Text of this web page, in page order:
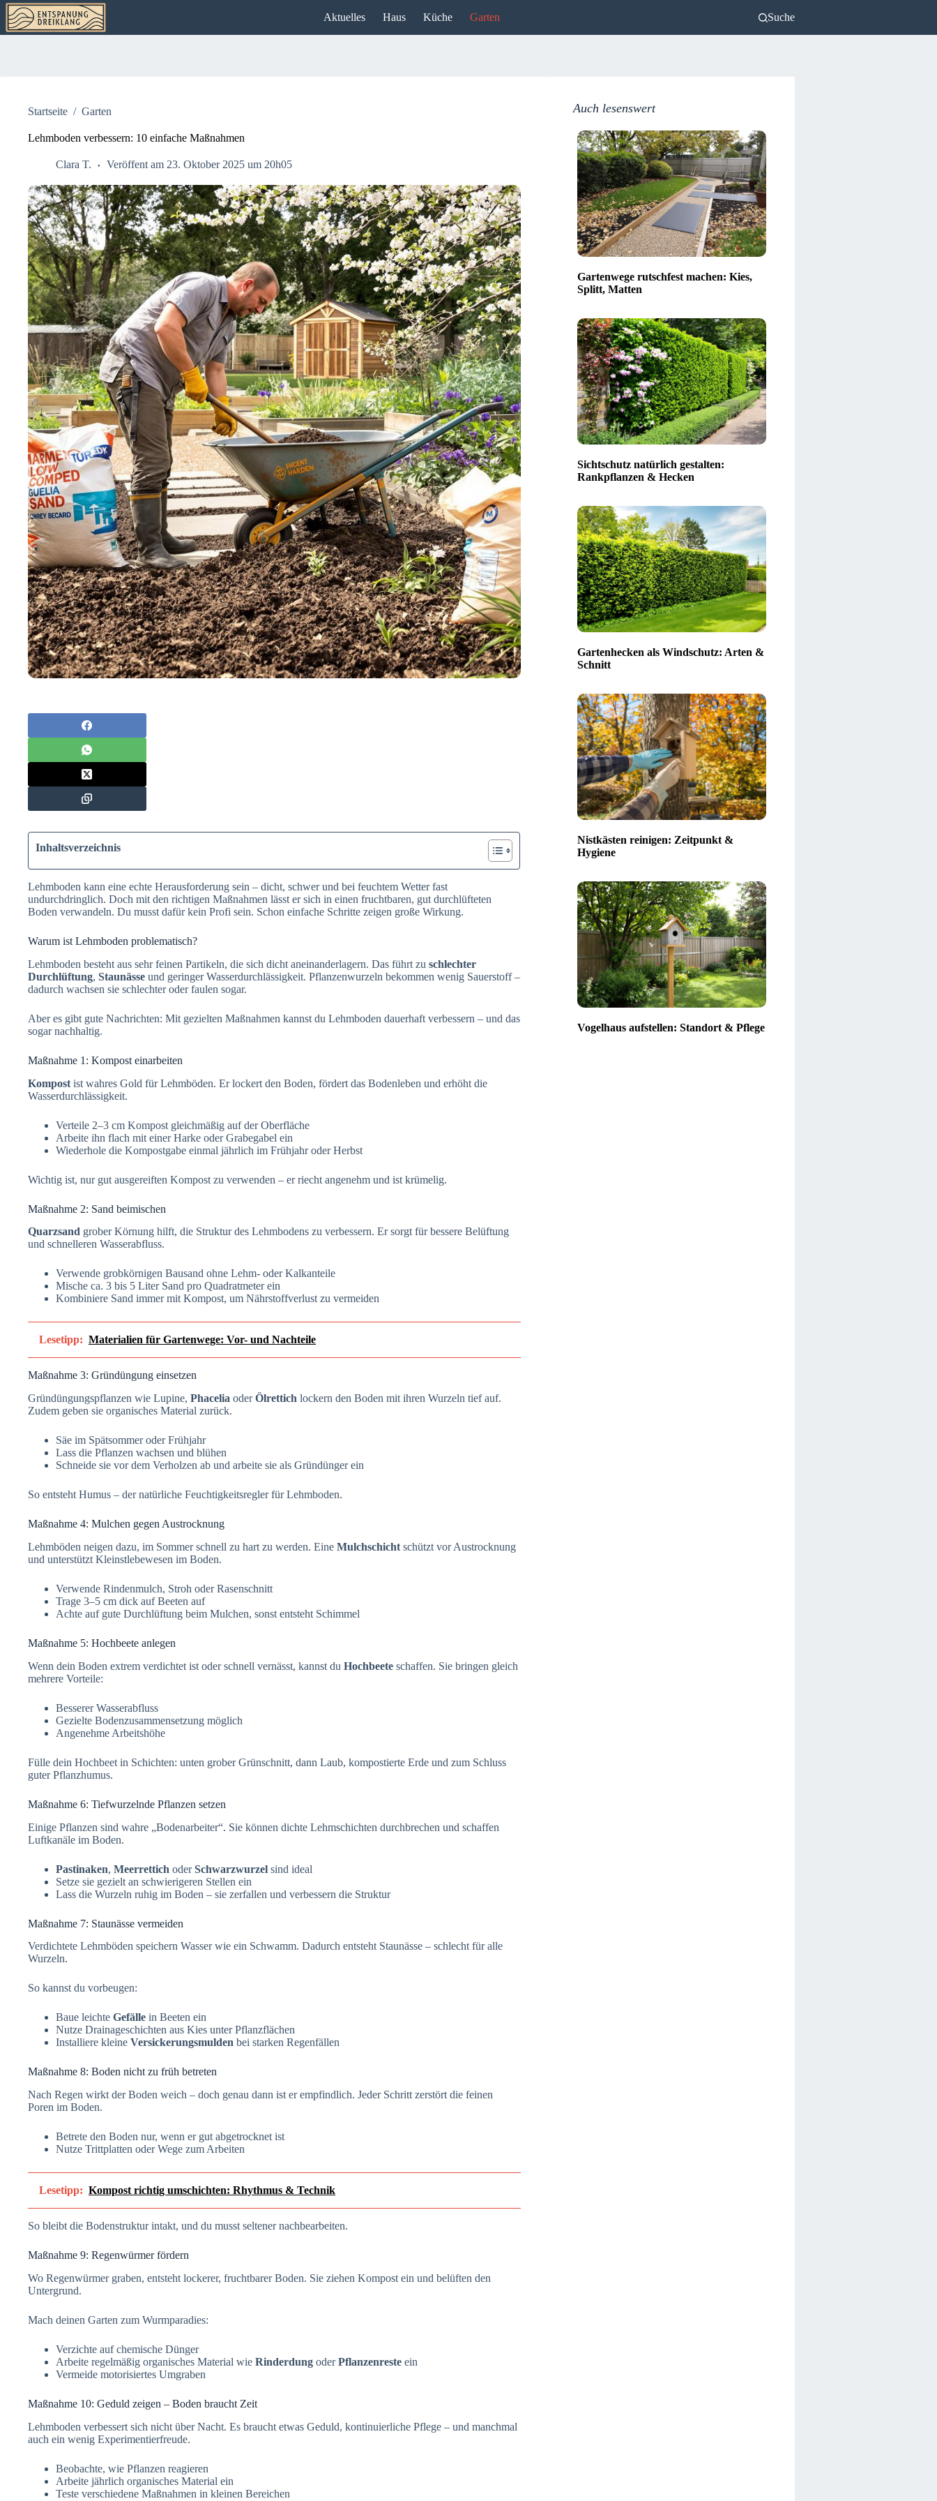
Zum
Inhalt
springen
Aktuelles Haus Küche Garten Suche
Startseite / Garten
Lehmboden verbessern: 10 einfache Maßnahmen
Clara T. Veröffent am 23. Oktober 2025 um 20h05
Inhaltsverzeichnis
Lehmboden kann eine echte Herausforderung sein – dicht, schwer und bei feuchtem Wetter fast
undurchdringlich. Doch mit den richtigen Maßnahmen lässt er sich in einen fruchtbaren, gut durchlüfteten
Boden verwandeln. Du musst dafür kein Profi sein. Schon einfache Schritte zeigen große Wirkung.
Warum ist Lehmboden problematisch?
Lehmboden besteht aus sehr feinen Partikeln, die sich dicht aneinanderlagern. Das führt zu schlechter
Durchlüftung, Staunässe und geringer Wasserdurchlässigkeit. Pflanzenwurzeln bekommen wenig Sauerstoff –
dadurch wachsen sie schlechter oder faulen sogar.
Aber es gibt gute Nachrichten: Mit gezielten Maßnahmen kannst du Lehmboden dauerhaft verbessern – und das
sogar nachhaltig.
Maßnahme 1: Kompost einarbeiten
Kompost ist wahres Gold für Lehmböden. Er lockert den Boden, fördert das Bodenleben und erhöht die
Wasserdurchlässigkeit.
Verteile 2–3 cm Kompost gleichmäßig auf der Oberfläche
Arbeite ihn flach mit einer Harke oder Grabegabel ein
Wiederhole die Kompostgabe einmal jährlich im Frühjahr oder Herbst
Wichtig ist, nur gut ausgereiften Kompost zu verwenden – er riecht angenehm und ist krümelig.
Maßnahme 2: Sand beimischen
Quarzsand grober Körnung hilft, die Struktur des Lehmbodens zu verbessern. Er sorgt für bessere Belüftung
und schnelleren Wasserabfluss.
Verwende grobkörnigen Bausand ohne Lehm- oder Kalkanteile
Mische ca. 3 bis 5 Liter Sand pro Quadratmeter ein
Kombiniere Sand immer mit Kompost, um Nährstoffverlust zu vermeiden
Lesetipp: Materialien für Gartenwege: Vor- und Nachteile
Maßnahme 3: Gründüngung einsetzen
Gründüngungspflanzen wie Lupine, Phacelia oderÖlrettich lockern den Boden mit ihren Wurzeln tief auf.
Zudem geben sie organisches Material zurück.
Säe im Spätsommer oder Frühjahr
Lass die Pflanzen wachsen und blühen
Schneide sie vor dem Verholzen ab und arbeite sie als Gründünger ein
So entsteht Humus – der natürliche Feuchtigkeitsregler für Lehmboden.
Maßnahme 4: Mulchen gegen Austrocknung
Lehmböden neigen dazu, im Sommer schnell zu hart zu werden. Eine Mulchschicht schützt vor Austrocknung
und unterstützt Kleinstlebewesen im Boden.
Verwende Rindenmulch, Stroh oder Rasenschnitt
Trage 3–5 cm dick auf Beeten auf
Achte auf gute Durchlüftung beim Mulchen, sonst entsteht Schimmel
Maßnahme 5: Hochbeete anlegen
Wenn dein Boden extrem verdichtet ist oder schnell vernässt, kannst du Hochbeete schaffen. Sie bringen gleich
mehrere Vorteile:
Besserer Wasserabfluss
Gezielte Bodenzusammensetzung möglich
Angenehme Arbeitshöhe
Fülle dein Hochbeet in Schichten: unten grober Grünschnitt, dann Laub, kompostierte Erde und zum Schluss
guter Pflanzhumus.
Maßnahme 6: Tiefwurzelnde Pflanzen setzen
Einige Pflanzen sind wahre „Bodenarbeiter“. Sie können dichte Lehmschichten durchbrechen und schaffen
Luftkanäle im Boden.
Pastinaken, Meerrettich oderSchwarzwurzel sind ideal
Setze sie gezielt an schwierigeren Stellen ein
Lass die Wurzeln ruhig im Boden – sie zerfallen und verbessern die Struktur
Maßnahme 7: Staunässe vermeiden
Verdichtete Lehmböden speichern Wasser wie ein Schwamm. Dadurch entsteht Staunässe – schlecht für alle
Wurzeln.
So kannst du vorbeugen:
Baue leichte Gefälle in Beeten ein
Nutze Drainageschichten aus Kies unter Pflanzflächen
Installiere kleine Versickerungsmulden bei starken Regenfällen
Maßnahme 8: Boden nicht zu früh betreten
Nach Regen wirkt der Boden weich – doch genau dann ist er empfindlich. Jeder Schritt zerstört die feinen
Poren im Boden.
Betrete den Boden nur, wenn er gut abgetrocknet ist
Nutze Trittplatten oder Wege zum Arbeiten
Lesetipp: Kompost richtig umschichten: Rhythmus & Technik
So bleibt die Bodenstruktur intakt, und du musst seltener nachbearbeiten.
Maßnahme 9: Regenwürmer fördern
Wo Regenwürmer graben, entsteht lockerer, fruchtbarer Boden. Sie ziehen Kompost ein und belüften den
Untergrund.
Mach deinen Garten zum Wurmparadies:
Verzichte auf chemische Dünger
Arbeite regelmäßig organisches Material wie Rinderdung oderPflanzenreste ein
Vermeide motorisiertes Umgraben
Maßnahme 10: Geduld zeigen – Boden braucht Zeit
Lehmboden verbessert sich nicht über Nacht. Es braucht etwas Geduld, kontinuierliche Pflege – und manchmal
auch ein wenig Experimentierfreude.
Beobachte, wie Pflanzen reagieren
Arbeite jährlich organisches Material ein
Teste verschiedene Maßnahmen in kleinen Bereichen
Auch lesenswert
Gartenwege rutschfest machen: Kies,
Splitt, Matten
Sichtschutz natürlich gestalten:
Rankpflanzen & Hecken
Gartenhecken als Windschutz: Arten &
Schnitt
Nistkästen reinigen: Zeitpunkt &
Hygiene
Vogelhaus aufstellen: Standort & Pflege